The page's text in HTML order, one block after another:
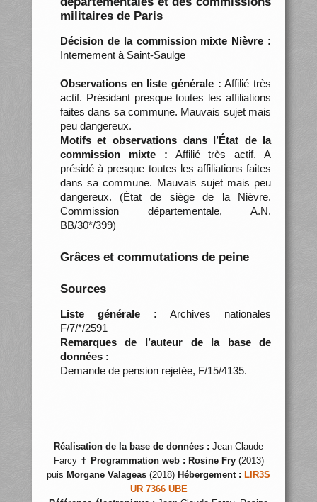
militaires de Paris
Décision de la commission mixte Nièvre :
Internement à Saint-Saulge
Observations en liste générale : Affilié très
actif. Présidant presque toutes les affiliations
faites dans sa commune. Mauvais sujet mais
peu dangereux.
Motifs et observations dans l’État de la
commission mixte : Affilié très actif. A
présidé à presque toutes les affiliations faites
dans sa commune. Mauvais sujet mais peu
dangereux. (État de siège de la Nièvre.
Commission départementale, A.N.
BB/30*/399)
Grâces et commutations de peine
Sources
Liste générale : Archives nationales
F/7/*/2591
Remarques de l’auteur de la base de
données :
Demande de pension rejetée, F/15/4135.
Réalisation de la base de données : Jean-Claude
Farcy ✝ Programmation web : Rosine Fry(2013)
puis Morgane Valageas (2018) Hébergement : LIR3S
UR 7366 UBE